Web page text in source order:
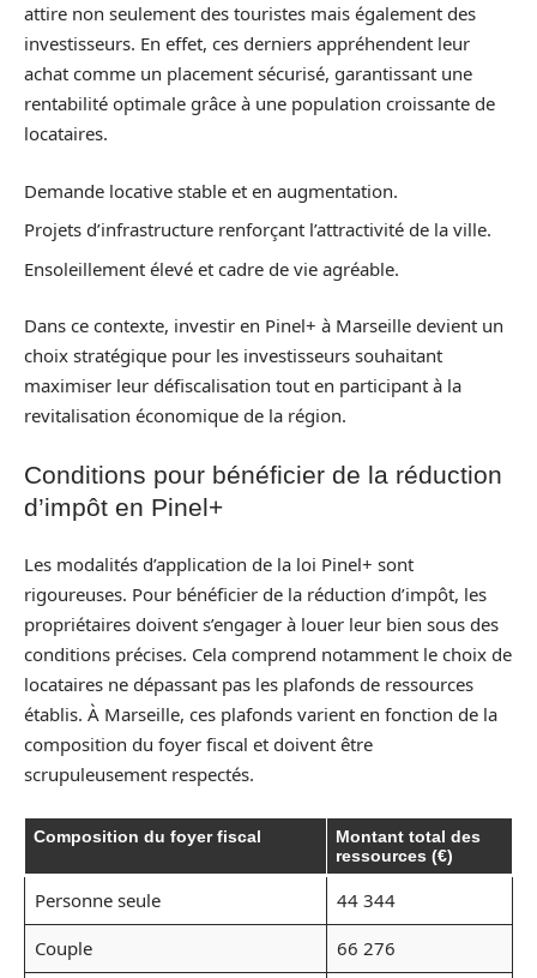
attire non seulement des touristes mais également des
investisseurs. En effet, ces derniers appréhendent leur
achat comme un placement sécurisé, garantissant une
rentabilité optimale grâce à une population croissante de
locataires.
Demande locative stable et en augmentation.
Projets d’infrastructure renforçant l’attractivité de la ville.
Ensoleillement élevé et cadre de vie agréable.
Dans ce contexte, investir en Pinel+ à Marseille devient un
choix stratégique pour les investisseurs souhaitant
maximiser leur défiscalisation tout en participant à la
revitalisation économique de la région.
Conditions pour bénéficier de la réduction
d’impôt en Pinel+
Les modalités d’application de la loi Pinel+ sont
rigoureuses. Pour bénéficier de la réduction d’impôt, les
propriétaires doivent s’engager à louer leur bien sous des
conditions précises. Cela comprend notamment le choix de
locataires ne dépassant pas les plafonds de ressources
établis. À Marseille, ces plafonds varient en fonction de la
composition du foyer fiscal et doivent être
scrupuleusement respectés.
Composition du foyer fiscal
Montant total des
ressources (€)
Personne seule
44 344
Couple
66 276